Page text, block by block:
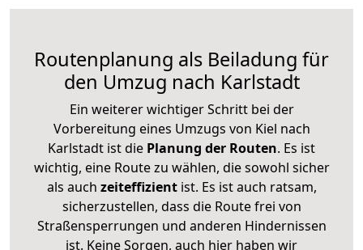
Routenplanung als Beiladung für
den Umzug nach Karlstadt
Ein weiterer wichtiger Schritt bei der
Vorbereitung eines Umzugs von Kiel nach
Karlstadt ist die Planung der Routen. Es ist
wichtig, eine Route zu wählen, die sowohl sicher
als auch zeiteffizientist. Es ist auch ratsam,
sicherzustellen, dass die Route frei von
Straßensperrungen und anderen Hindernissen
ist. Keine Sorgen, auch hier haben wir